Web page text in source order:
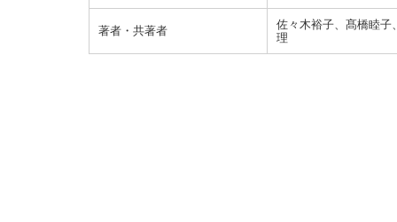
著者・共著者
佐々木裕子、髙橋睦子
理